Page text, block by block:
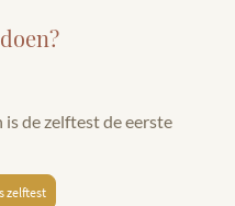
de zelftest de eerste
zelftest